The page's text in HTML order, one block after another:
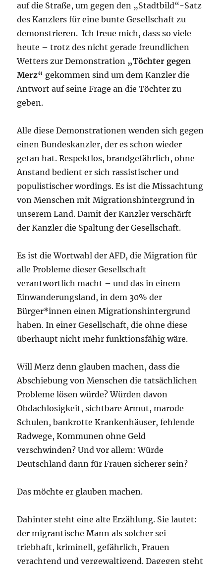
auf die Straße, um gegen den „Stadtbild“-Satz
des Kanzlers für eine bunte Gesellschaft zu
demonstrieren. Ich freue mich, dass so viele
heute – trotz des nicht gerade freundlichen
Wetters zur Demonstration „Töchter gegen
Merz“ gekommen sind um dem Kanzler die
Antwort auf seine Frage an die Töchter zu
geben.
Alle diese Demonstrationen wenden sich gegen
einen Bundeskanzler, der es schon wieder
getan hat. Respektlos, brandgefährlich, ohne
Anstand bedient er sich rassistischer und
populistischer wordings. Es ist die Missachtung
von Menschen mit Migrationshintergrund in
unserem Land. Damit der Kanzler verschärft
der Kanzler die Spaltung der Gesellschaft.
Es ist die Wortwahl der AFD, die Migration für
alle Probleme dieser Gesellschaft
verantwortlich macht – und das in einem
Einwanderungsland, in dem 30% der
Bürger*innen einen Migrationshintergrund
haben. In einer Gesellschaft, die ohne diese
überhaupt nicht mehr funktionsfähig wäre.
Will Merz denn glauben machen, dass die
Abschiebung von Menschen die tatsächlichen
Probleme lösen würde? Würden davon
Obdachlosigkeit, sichtbare Armut, marode
Schulen, bankrotte Krankenhäuser, fehlende
Radwege, Kommunen ohne Geld
verschwinden? Und vor allem: Würde
Deutschland dann für Frauen sicherer sein?
Das möchte er glauben machen.
Dahinter steht eine alte Erzählung. Sie lautet:
der migrantische Mann als solcher sei
triebhaft, kriminell, gefährlich, Frauen
verachtend und vergewaltigend. Dagegen steht